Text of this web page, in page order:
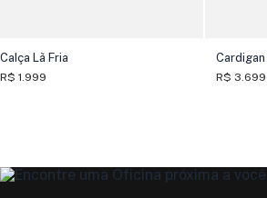
Calça Lã Fria
R$ 1.999 R$ 3.699